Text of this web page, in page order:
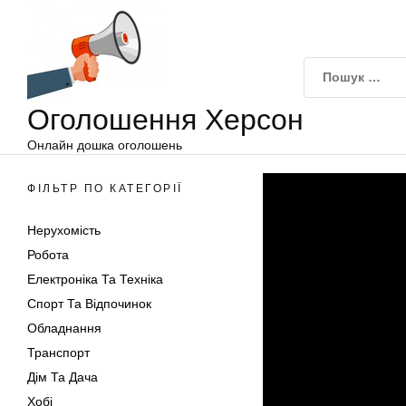
Оголошення Херсон
Онлайн дошка оголошень
ФІЛЬТР ПО КАТЕГОРІЇ
Нерухомість
Робота
Електроніка Та Техніка
Спорт Та Відпочинок
Обладнання
Транспорт
Дім Та Дача
Хобі